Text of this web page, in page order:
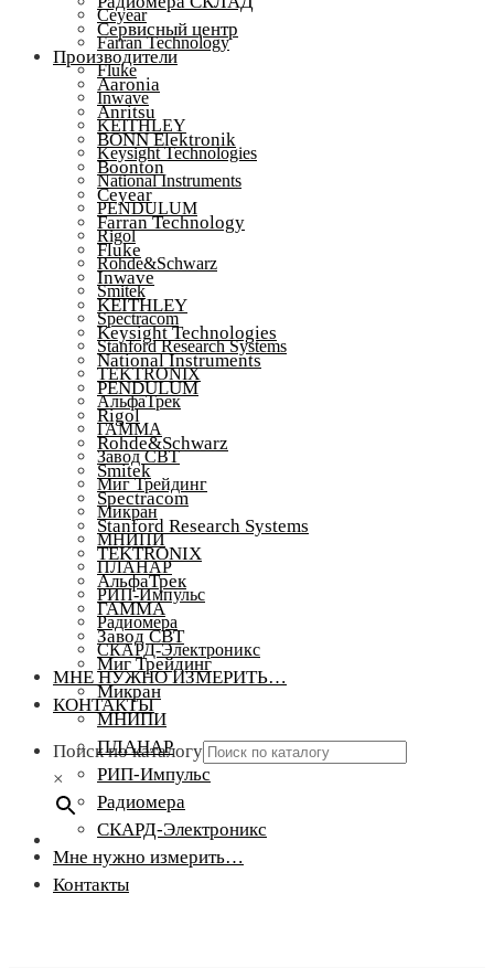
Ceyear
Farran Technology
Fluke
Inwave
KEITHLEY
Keysight Technologies
National Instruments
PENDULUM
Rigol
Rohde&Schwarz
Smitek
Spectracom
Stanford Research Systems
TEKTRONIX
АльфаТрек
ГАММА
Завод СВТ
Миг Трейдинг
Микран
МНИПИ
ПЛАНАР
РИП-Импульс
Радиомера
СКАРД-Электроникс
МНЕ НУЖНО ИЗМЕРИТЬ…
КОНТАКТЫ
Поиск по каталогу
×
Сервисный центр
Производители
Aaronia
Anritsu
BONN Elektronik
Boonton
Ceyear
Farran Technology
Fluke
Inwave
KEITHLEY
Keysight Technologies
National Instruments
PENDULUM
Rigol
Rohde&Schwarz
Smitek
Spectracom
Stanford Research Systems
TEKTRONIX
АльфаТрек
ГАММА
Завод СВТ
Миг Трейдинг
Микран
МНИПИ
ПЛАНАР
РИП-Импульс
Радиомера
СКАРД-Электроникс
Мне нужно измерить…
Контакты